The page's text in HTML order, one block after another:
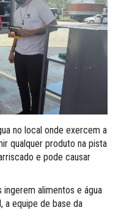
no local onde exercem a
qualquer produto na pista
e pode causar
alimentos e água
a equipe de base da